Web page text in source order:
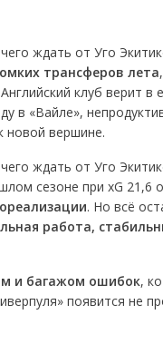
трансферов лета
Английский клуб верит
в «Вайле»,
новой вершине.
сезоне при xG 21,6
. Но всё
работа,
и багажом ошибок,
появится не